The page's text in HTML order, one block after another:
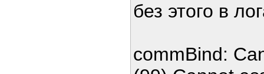
без этого в
commBind: